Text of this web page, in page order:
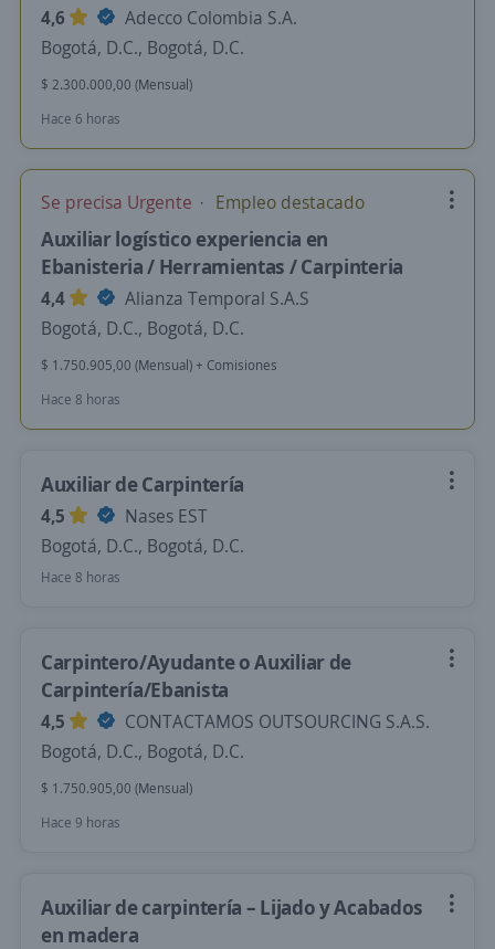
4,6
Adecco Colombia S.A.
Bogotá, D.C., Bogotá, D.C.
$ 2.300.000,00 (Mensual)
Hace 6 horas
Se precisa Urgente Empleo destacado
Auxiliar logístico experiencia en
Ebanisteria / Herramientas / Carpinteria
4,4
Alianza Temporal S.A.S
Bogotá, D.C., Bogotá, D.C.
$ 1.750.905,00 (Mensual) + Comisiones
Hace 8 horas
Auxiliar de Carpintería
4,5
Nases EST
Bogotá, D.C., Bogotá, D.C.
Hace 8 horas
Carpintero/Ayudante o Auxiliar de
Carpintería/Ebanista
4,5
CONTACTAMOS OUTSOURCING S.A.S.
Bogotá, D.C., Bogotá, D.C.
$ 1.750.905,00 (Mensual)
Hace 9 horas
Auxiliar de carpintería – Lijado y Acabados
en madera